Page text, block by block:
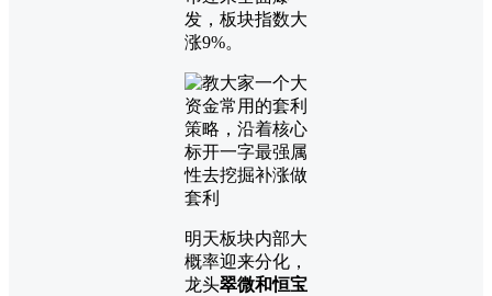
发，板块指数大
涨9%。
明天板块内部大
概率迎来分化，
龙头翠微和恒宝